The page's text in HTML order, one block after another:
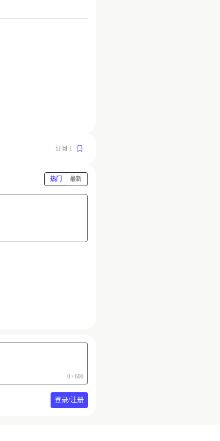
订阅 1
热门 最新
0 / 600
登录/注册